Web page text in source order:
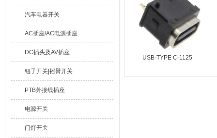
汽车电器开关
AC插座/AC电源插座
DC插头及AV插座
钮子开关|摇臂开关
PTB外接线插座
电源开关
门灯开关
USB-TYPE C-1125